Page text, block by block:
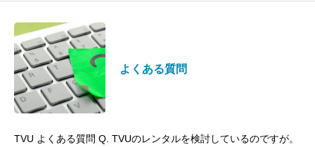
よくある質問
TVU よくある質問 Q. TVUのレンタルを検討しているのですが。